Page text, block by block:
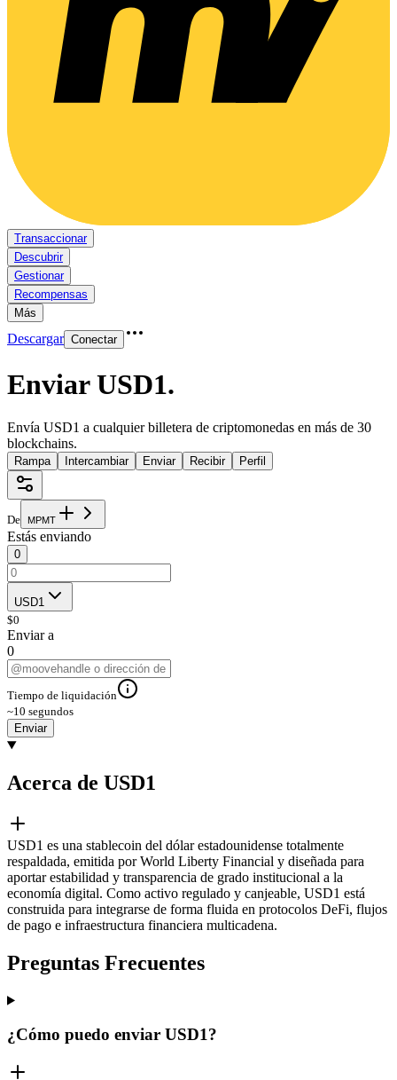
Transaccionar
Descubrir
Gestionar
Recompensas
Más
Descargar Conectar
Enviar USD1.
Envía USD1 a cualquier billetera de criptomonedas en más de 30
blockchains.
Rampa Intercambiar Enviar Recibir Perfil
De MPMT
Estás enviando
0
USD1
$0
Enviar a
0
Tiempo de liquidación
~10 segundos
Enviar
Acerca de USD1
USD1 es una stablecoin del dólar estadounidense totalmente
respaldada, emitida por World Liberty Financial y diseñada para
aportar estabilidad y transparencia de grado institucional a la
economía digital. Como activo regulado y canjeable, USD1 está
construida para integrarse de forma fluida en protocolos DeFi, flujos
de pago e infraestructura financiera multicadena.
Preguntas Frecuentes
¿Cómo puedo enviar USD1?